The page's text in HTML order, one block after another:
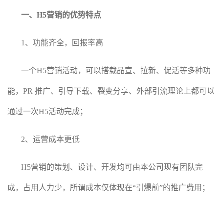
一、H5营销的优势特点
1、功能齐全，回报率高
一个H5营销活动，可以搭载品宣、拉新、促活等多种功
能，PR 推广、引导下载、裂变分享、外部引流理论上都可以
通过一次H5活动完成；
2、运营成本更低
H5营销的策划、设计、开发均可由本公司现有团队完
成，占用人力少，所谓成本仅体现在“引爆前”的推广费用；